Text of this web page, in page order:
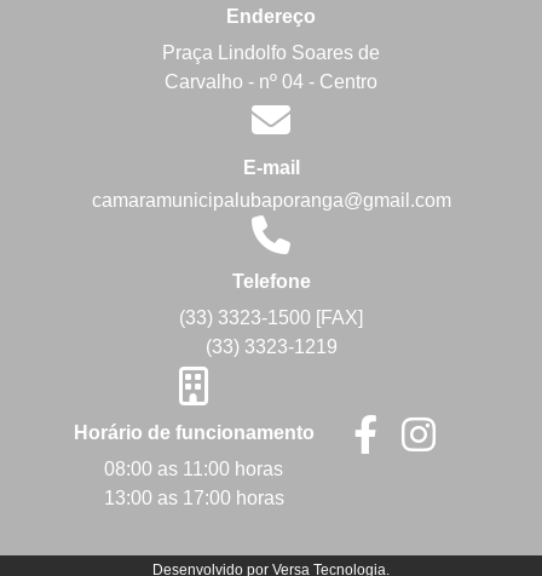
Endereço
Praça Lindolfo Soares de
Carvalho - nº 04 - Centro
E-mail
camaramunicipalubaporanga@gmail.com
Telefone
(33) 3323-1500 [FAX]
(33) 3323-1219
Horário de funcionamento
08:00 as 11:00 horas
13:00 as 17:00 horas
Desenvolvido por Versa Tecnologia.